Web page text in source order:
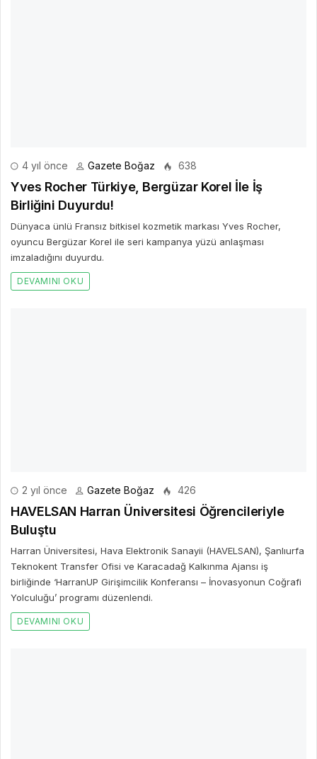
4 yıl önce Gazete Boğaz 638
Yves Rocher Türkiye, Bergüzar Korel İle İş
Birliğini Duyurdu!
Dünyaca ünlü Fransız bitkisel kozmetik markası Yves Rocher,
oyuncu Bergüzar Korel ile seri kampanya yüzü anlaşması
imzaladığını duyurdu.
DEVAMINI OKU
2 yıl önce Gazete Boğaz 426
HAVELSAN Harran Üniversitesi Öğrencileriyle
Buluştu
Harran Üniversitesi, Hava Elektronik Sanayii (HAVELSAN), Şanlıurfa
Teknokent Transfer Ofisi ve Karacadağ Kalkınma Ajansı iş
birliğinde ‘HarranUP Girişimcilik Konferansı – İnovasyonun Coğrafi
Yolculuğu’ programı düzenlendi.
DEVAMINI OKU